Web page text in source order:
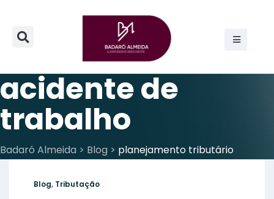
acidente de
trabalho
Badaró Almeida > Blog > planejamento tributário
Blog, Tributação